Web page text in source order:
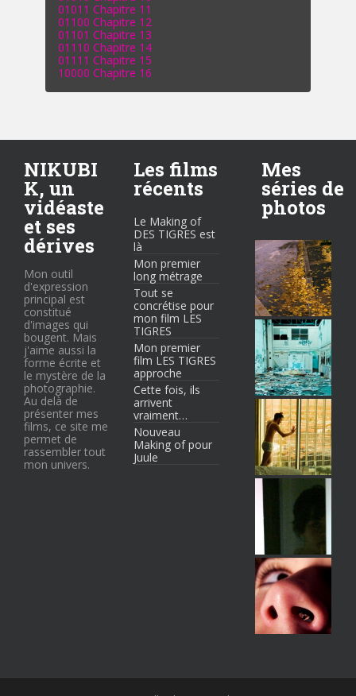
01011 Chapitre 11
01100 Chapitre 12
01101 Chapitre 13
01110 Chapitre 14
01111 Chapitre 15
10000 Chapitre 16
NIKUBI
K, un
vidéaste
et ses
dérives
Mon outil
d'expression
principal est
constitué
d'images qui
bougent. Mais
j'aime aussi la
forme écrite et
le mystère de la
photographie.
Au delà de
présenter mes
films, ce site me
permet de
rassembler tout
mon univers.
Les films
récents
Le Making of
DES TIGRES est
là
Mon premier
long métrage
Tout se
concrétise pour
mon film LES
TIGRES
Mon premier
film LES TIGRES
approche
Cette fois, ils
arrivent
vraiment…
Nouveau
Making of pour
Juule
Mes
séries de
photos